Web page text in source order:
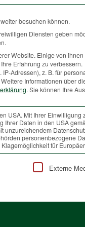
vor allem im
am Speiseplan des
Hase und Co. Viele
Gebiss, angepasst.
zupft leicht
sind je nach
dieser
besuchen können.
Diensten geben
Website. Einige von
Erfahrung zu verbessern.
Adressen), z. B. für
Weitere Informationen über
. Sie können Ihre
USA. Mit Ihrer Einwilligung
Ihrer Daten in den USA
unzureichendem
personenbezogene
für
eine Externe